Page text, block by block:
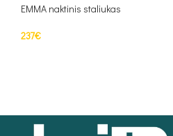
EMMA naktinis staliukas
237€